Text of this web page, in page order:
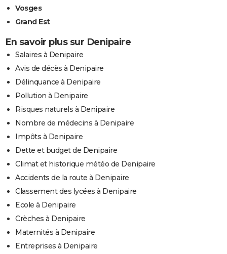
Vosges
Grand Est
En savoir plus sur Denipaire
Salaires à Denipaire
Avis de décès à Denipaire
Délinquance à Denipaire
Pollution à Denipaire
Risques naturels à Denipaire
Nombre de médecins à Denipaire
Impôts à Denipaire
Dette et budget de Denipaire
Climat et historique météo de Denipaire
Accidents de la route à Denipaire
Classement des lycées à Denipaire
Ecole à Denipaire
Crèches à Denipaire
Maternités à Denipaire
Entreprises à Denipaire